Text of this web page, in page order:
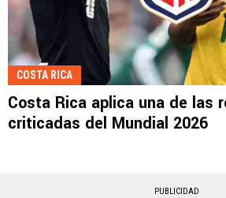
COSTA RICA
Costa Rica aplica una de las
criticadas del Mundial 2026
PUBLICIDAD